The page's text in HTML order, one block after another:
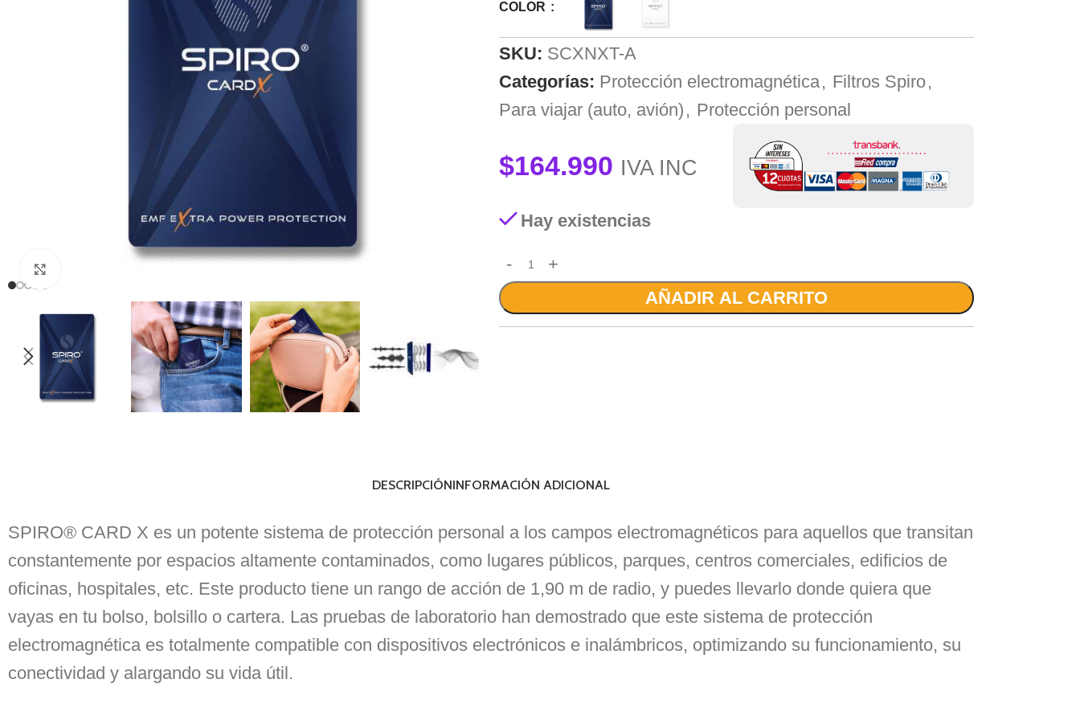
COLOR
SKU: SCXNXT-A
Categorías: Protección electromagnética, Filtros Spiro,
Para viajar (auto, avión) , Protección personal
$164.990 IVA INC
Hay existencias
AÑADIR AL CARRITO
DESCRIPCIÓNINFORMACIÓN ADICIONAL
SPIRO® CARD X es un potente sistema de protección personal a los campos electromagnéticos para aquellos que transitan
constantemente por espacios altamente contaminados, como lugares públicos, parques, centros comerciales, edificios de
oficinas, hospitales, etc. Este producto tiene un rango de acción de 1,90 m de radio, y puedes llevarlo donde quiera que
vayas en tu bolso, bolsillo o cartera. Las pruebas de laboratorio han demostrado que este sistema de protección
electromagnética es totalmente compatible con dispositivos electrónicos e inalámbricos, optimizando su funcionamiento, su
conectividad y alargando su vida útil.